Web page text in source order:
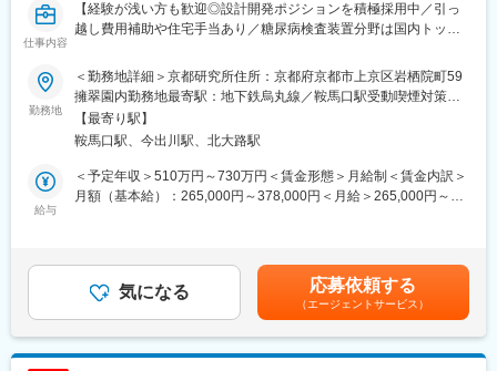
仕事内容
【経験が浅い方も歓迎◎設計開発ポジションを積極採用中／引っ
越し費用補助や住宅手当あり／糖尿病検査装置分野は国内トップ
■職務内容：
当社の製品である血糖測定器のソフトウェア開発をお任せいたし
ます。
＜具体的な業務内容＞
・電子部品（IC）の構成や製品の仕様を理解
・量産に向けての動きのサポート
└移管先で製造ができるように製造設備の設定や準備を工場部門
の方と行い、そちらからの問い合わせなどにもご対応いただきま
勤務地
＜勤務地詳細＞京都研究所住所：京都府京都市上京区岩栖院町59
擁翠園内勤務地最寄駅：地下鉄烏丸線／鞍馬口駅受動喫煙対策：
屋内全面禁煙変更の範囲：会社の定める事業所
【最寄り駅】
鞍馬口駅、今出川駅、北大路駅
給与
＜予定年収＞510万円～730万円＜賃金形態＞月給制＜賃金内訳＞
月額（基本給）：265,000円～378,000円＜月給＞265,000円～
の負担は御座います。実費負担となります。礼金が15万（単
身）、25万（家族帯同）、仲介手数料家賃1ヶ月分も会社負担と
なります。賃金はあくまでも目安の金額であり、選考を通じて上
下する可能性があります。月給(月額)は固定手当を含めた表記で
す。
気になる 応募依頼する
（エージェントサービス）